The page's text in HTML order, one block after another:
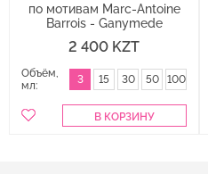
по мотивам Marc-Antoine
Barrois - Ganymede
2 400 KZT
Объём,
мл:
3 15 30 50 100